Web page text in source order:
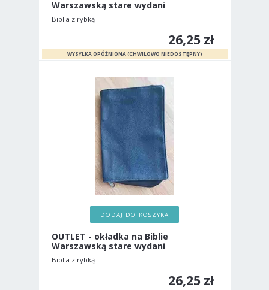
Warszawską stare wydani
Biblia z rybką
26,25 zł
DODAJ DO KOSZYKA
OUTLET - okładka na Biblie
Warszawską stare wydani
Biblia z rybką
26,25 zł